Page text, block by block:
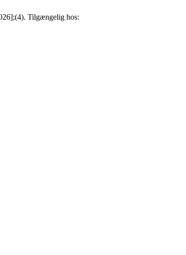
Tilgængelig hos: